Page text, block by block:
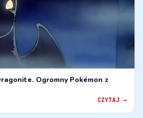
Ogromny Pokémon z
CZYTAJ →